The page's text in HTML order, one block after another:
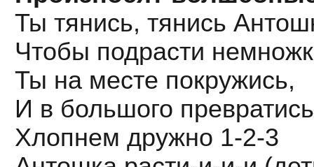
Ты тянись, тянись
Чтобы подрасти
Ты на месте покружись,
И в большого
Хлопнем дружно 1-2-3